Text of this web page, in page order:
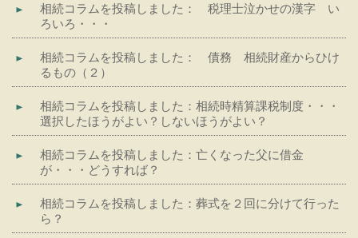
相続コラムを投稿しました： 税理士泣かせの漢字 い
ろいろ・・・
相続コラムを投稿しました： 債務 相続財産からひけ
るもの（２）
相続コラムを投稿しました：相続時精算課税制度・・・
選択したほうがよい？しないほうがよい？
相続コラムを投稿しました：亡くなった父に借金
が・・・どうすれば？
相続コラムを投稿しました：葬式を２回に分けて行った
ら？